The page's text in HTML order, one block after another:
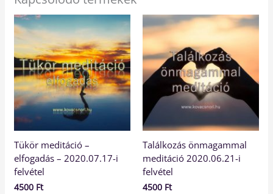
Tükör meditáció –
elfogadás – 2020.07.17-i
felvétel
4500 Ft
Találkozás önmagammal
meditáció 2020.06.21-i
felvétel
4500 Ft